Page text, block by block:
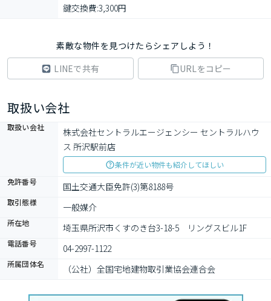
鍵交換費:3,300円
素敵な物件を見つけたらシェアしよう！
LINEで共有
URLをコピー
取扱い会社
取扱い会社
株式会社セントラルエージェンシー セントラルハウ
ス 所沢駅前店
条件が近い物件も紹介してほしい
免許番号
国土交通大臣免許(3)第8188号
取引態様 一般媒介
所在地 埼玉県所沢市くすのき台3-18-5　リングスビル1F
電話番号 04-2997-1122
所属団体名 （公社）全国宅地建物取引業協会連合会